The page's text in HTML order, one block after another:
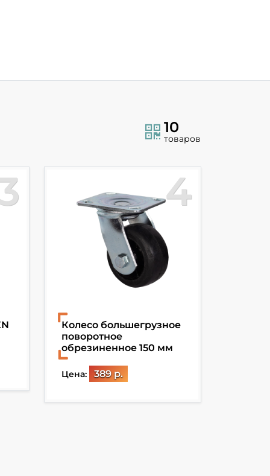
10
товаров
4
Колесо большегрузное
поворотное
обрезиненное 150 мм
Цена: 389 р.